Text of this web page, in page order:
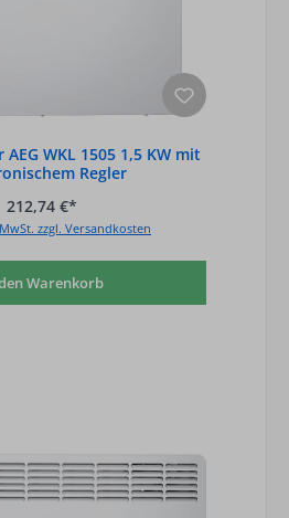
WKL 1505 1,5 KW mit
Regler
212,74 €*
zzgl. Versandkosten
Warenkorb